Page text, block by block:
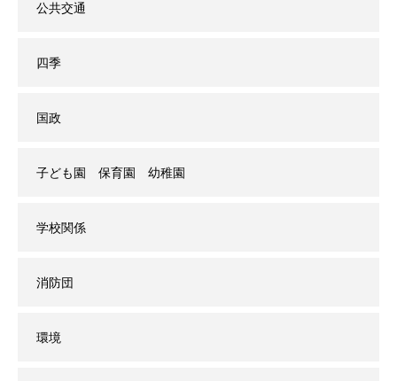
公共交通
四季
国政
子ども園 保育園 幼稚園
学校関係
消防団
環境